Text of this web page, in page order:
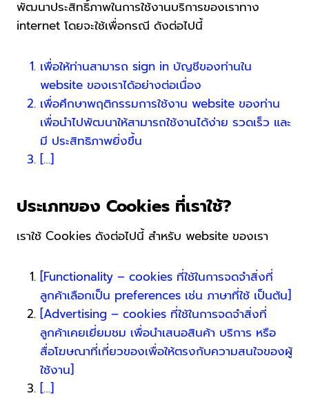
พัฒนาประสิทธิ์ภาพในการใช้งานบริการของเราทาง
internet โดยจะใช้เพื่อกรณี ดังต่อไปนี้
เพื่อให้ท่านสามารถ sign in บัญชีของท่านใน
website ของเราได้อย่างต่อเนื่อง
เพื่อศึกษาพฤติกรรมการใช้งาน website ของท่าน
เพื่อนำไปพัฒนาให้สามารถใช้งานได้ง่าย รวดเร็ว และ
มี ประสิทธิภาพยิ่งขึ้น
[…]
ประเภทของ Cookies ที่เราใช้?
เราใช้ Cookies ดังต่อไปนี้ สำหรับ website ของเรา
[Functionality – cookies ที่ใช้ในการจดจำสิ่งที่
ลูกค้าเลือกเป็น preferences เช่น ภาษาที่ใช้ เป็นต้น]
[Advertising – cookies ที่ใช้ในการจดจำสิ่งที่
ลูกค้าเคยเยี่ยมชม เพื่อนำเสนอสินค้า บริการ หรือ
สื่อโฆษณาที่เกี่ยวของเพื่อให้ตรงกับความสนใจของผู้
ใช้งาน]
[…]